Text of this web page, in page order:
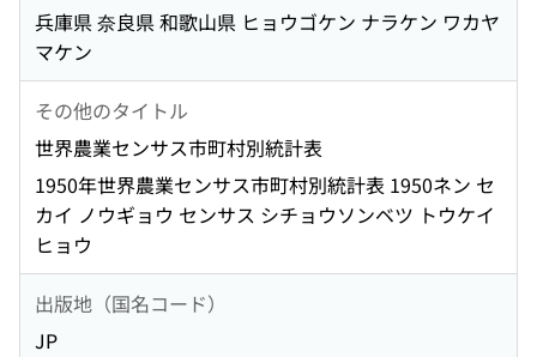
兵庫県 奈良県 和歌山県 ヒョウゴケン ナラケン ワカヤ
マケン
その他のタイトル
世界農業センサス市町村別統計表
1950年世界農業センサス市町村別統計表 1950ネン セ
カイ ノウギョウ センサス シチョウソンベツ トウケイ
ヒョウ
出版地（国名コード）
JP